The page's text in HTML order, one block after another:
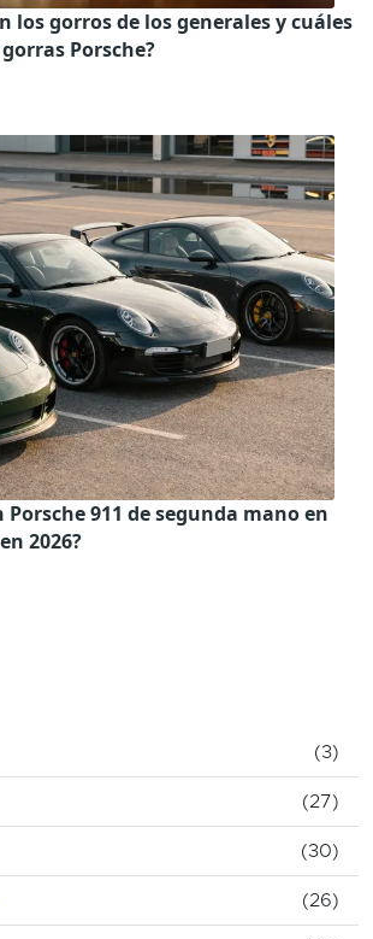
los gorros de los generales y cuáles
Porsche?
911 de segunda mano en
2026?
(3)
(27)
(30)
(26)